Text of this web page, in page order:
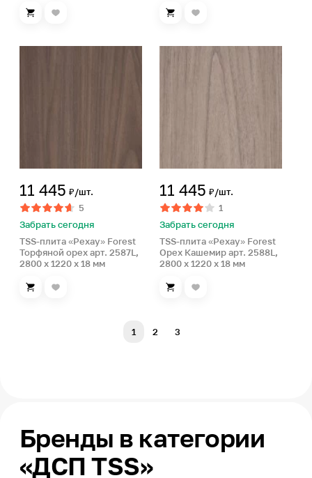
11 445 ₽/шт.
5
Забрать сегодня
TSS-плита «Рехау» Forest
Торфяной орех арт. 2587L,
2800 x 1220 x 18 мм
11 445 ₽/шт.
1
Забрать сегодня
TSS-плита «Рехау» Forest
Орех Кашемир арт. 2588L,
2800 x 1220 x 18 мм
1 2 3
Бренды в категории
«ДСП TSS»